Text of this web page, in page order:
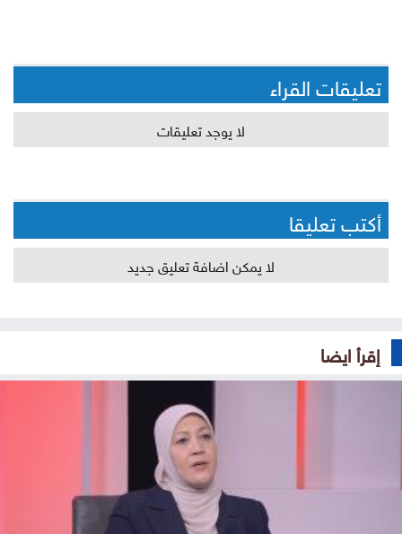
تعليقات القراء
لا يوجد تعليقات
أكتب تعليقا
لا يمكن اضافة تعليق جديد
إقرأ ايضا